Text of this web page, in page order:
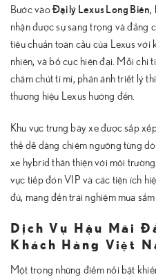
Bước vàoĐại lý Lexus Long Biên,
nhận được sự sang trọng và đẳng
tiêu chuẩn toàn cầu của Lexus với
nhiên, và bố cục hiện đại. Mỗi chi
chăm chút tỉ mỉ, phản ánh triết lý
thương hiệu Lexus hướng đến.
Khu vực trưng bày xe được sắp
thể dễ dàng chiêm ngưỡng từng
xe hybrid thân thiện với môi
vực tiếp đón VIP và các tiện ích
đủ, mang đến trải nghiệm mua
Dịch Vụ Hậu Mãi
Khách Hàng Việt
Một trong những điểm nổi bật